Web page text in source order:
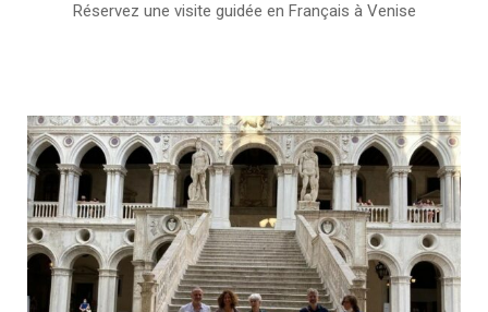
Réservez une visite guidée en Français à Venise